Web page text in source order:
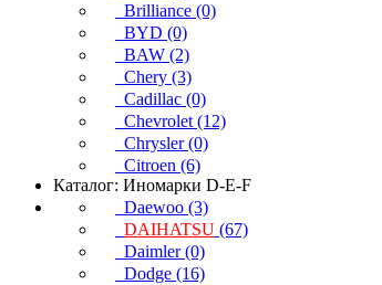
Brilliance (0)
BYD (0)
BAW (2)
Chery (3)
Cadillac (0)
Chevrolet (12)
Chrysler (0)
Citroen (6)
Каталог: Иномарки D-E-F
Daewoo (3)
DAIHATSU (67)
Daimler (0)
Dodge (16)